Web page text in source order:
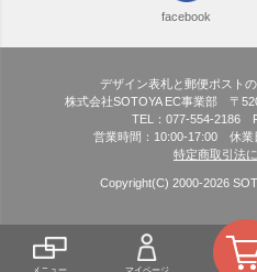
facebook
デザイン表札と郵便ポスト
株式会社SOTOYA EC事業部 〒
TEL：077-554-2186
営業時間：10:00-17:00 休業
特定商取引法
Copyright(C) 2000-2026